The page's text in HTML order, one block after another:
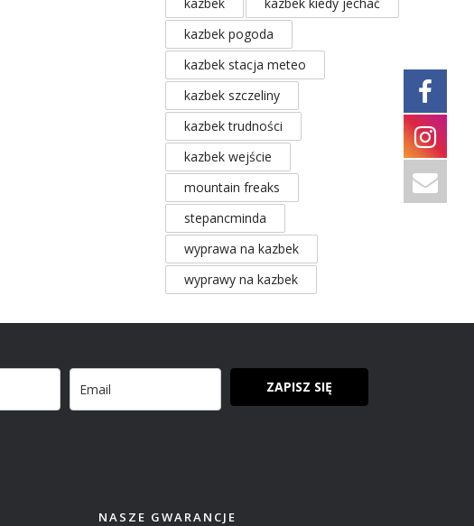
kazbek pogoda
kazbek stacja meteo
kazbek szczeliny
kazbek trudności
kazbek wejście
mountain freaks
stepancminda
wyprawa na kazbek
wyprawy na kazbek
ZAPISZ SIĘ
NASZE GWARANCJE